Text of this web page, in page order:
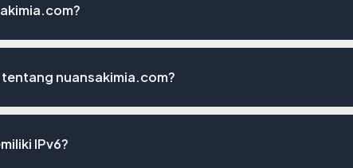
nuansakimia.com?
IPv6?